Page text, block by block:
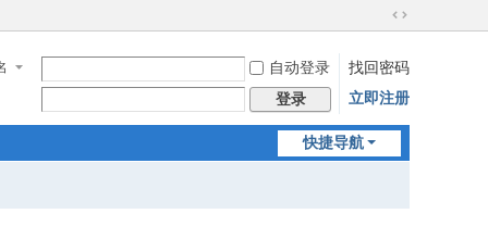
切
到
宽
自动登录
找回密码
登录
立即注册
快捷导航